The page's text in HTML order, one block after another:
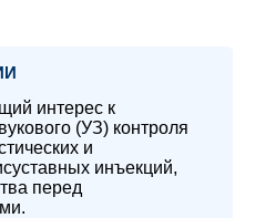
интерес к
(УЗ) контроля
и
инъекций,
перед